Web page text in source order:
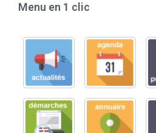
Menu en 1 clic